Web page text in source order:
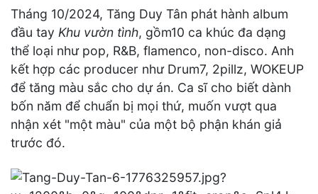
Tháng 10/2024, Tăng Duy Tân phát hành album
đầu tay Khu vườn tình, gồm10 ca khúc đa dạng
thể loại như pop, R&B, flamenco, non-disco. Anh
kết hợp các producer như Drum7, 2pillz, WOKEUP
để tăng màu sắc cho dự án. Ca sĩ cho biết dành
bốn năm để chuẩn bị mọi thứ, muốn vượt qua
nhận xét "một màu" của một bộ phận khán giả
trước đó.